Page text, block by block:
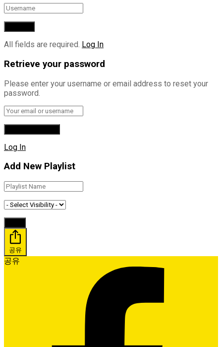
All fields are required. Log In
Retrieve your password
Please enter your username or email address to reset your
password.
Log In
Add New Playlist
공유
공유